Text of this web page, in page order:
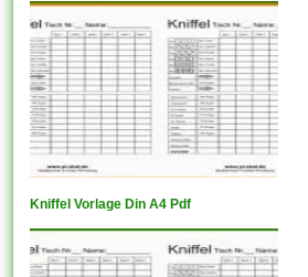
Kniffel Vorlage Din A4 Pdf